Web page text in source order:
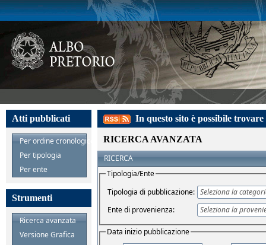
Atti pubblicati
Per ordine cronologico
Per tipologia
Per ente
Strumenti
Ricerca avanzata
Versione Grafica
In questo sito è possibile
RICERCA AVANZATA
RICERCA
Tipologia/Ente
Tipologia di pubblicazione:
Ente di provenienza:
Data inizio pubblicazione